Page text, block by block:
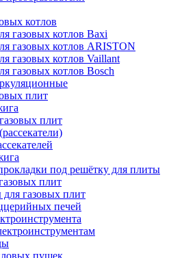
котлов
газовых котлов Baxi
газовых котлов ARISTON
газовых котлов Vaillant
газовых котлов Bosch
плит
плит
под решётку для плиты
плит
газовых плит
печей